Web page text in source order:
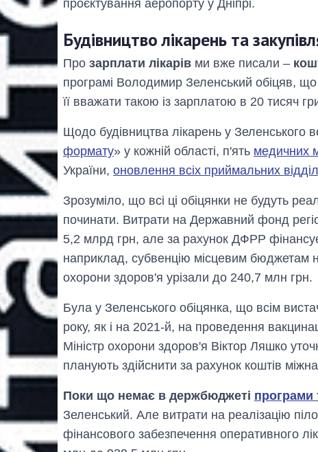
проєктування аеропорту у Дніпрі.
Будівництво лікарень та
Про зарплати лікарів ми вже писали –
програмі Володимир Зеленський обіцяв,
її вважати такою із зарплатою в 20 тисяч
Щодо будівництва лікарень у Зеленського
формату» у кожній області, п'ять медичних
України, оновлення всіх приймальних
Зрозуміло, що всі ці обіцянки не будуть
починати. Витрати на Державний фонд
5,2 млрд грн, але за рахунок ДФРР
наприклад, субвенцію місцевим бюджетам
охорони здоров'я урізали до 240,7 млн грн.
Була у Зеленського обіцянка, що всім
року, як і на 2021-й, на проведення
Міністр охорони здоров'я Віктор Ляшко
планують здійснити за рахунок коштів
Поки що немає в держбюджеті програми
Зеленський. Але витрати на реалізацію
фінансового забезпечення оперативного